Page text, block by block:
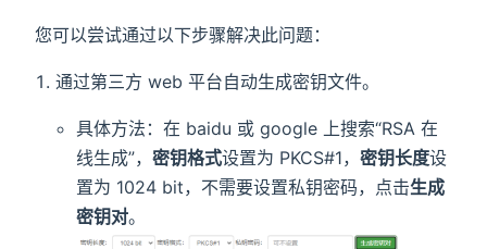
您可以尝试通过以下步骤解决此问题：
通过第三方 web 平台自动生成密钥文件。
具体方法：在 baidu 或 google 上搜索“RSA 在
线生成”，密钥格式设置为 PKCS#1，密钥长度设
置为 1024 bit，不需要设置私钥密码，点击生成
密钥对。